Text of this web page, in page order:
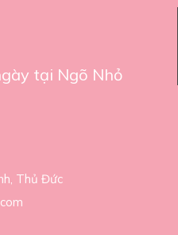
tại Ngõ Nhỏ
Thủ Đức